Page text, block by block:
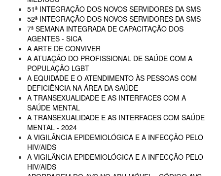
51ª INTEGRAÇÃO DOS NOVOS SERVIDORES DA SMS
52ª INTEGRAÇÃO DOS NOVOS SERVIDORES DA SMS
7ª SEMANA INTEGRADA DE CAPACITAÇÃO DOS
AGENTES - SICA
A ARTE DE CONVIVER
A ATUAÇÃO DO PROFISSIONAL DE SAÚDE COM A
POPULAÇÃO LGBT
A EQUIDADE E O ATENDIMENTO ÀS PESSOAS COM
DEFICIÊNCIA NA ÁREA DA SAÚDE
A TRANSEXUALIDADE E AS INTERFACES COM A
SAÚDE MENTAL
A TRANSEXUALIDADE E AS INTERFACES COM SAÚDE
MENTAL - 2024
A VIGILÂNCIA EPIDEMIOLÓGICA E A INFECÇÃO PELO
HIV/AIDS
A VIGILÂNCIA EPIDEMIOLÓGICA E A INFECÇÃO PELO
HIV/AIDS